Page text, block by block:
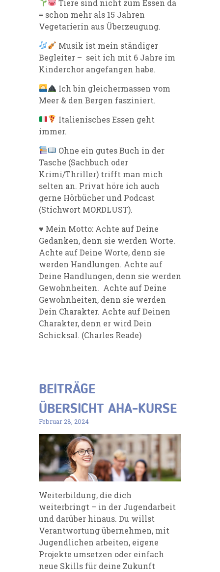
Tiere sind nicht zum Essen da
= schon mehr als 15 Jahren
Vegetarierin aus Überzeugung.
Musik ist mein ständiger
Begleiter – seit ich mit 6 Jahre im
Kinderchor angefangen habe.
Ich bin gleichermassen vom
Meer & den Bergen fasziniert.
Italienisches Essen geht
immer.
Ohne ein gutes Buch in der
Tasche (Sachbuch oder
Krimi/Thriller) trifft man mich
selten an. Privat höre ich auch
gerne Hörbücher und Podcast
(Stichwort MORDLUST).
♥️ Mein Motto: Achte auf Deine
Gedanken, denn sie werden Worte.
Achte auf Deine Worte, denn sie
werden Handlungen. Achte auf
Deine Handlungen, denn sie werden
Gewohnheiten. Achte auf Deine
Gewohnheiten, denn sie werden
Dein Charakter. Achte auf Deinen
Charakter, denn er wird Dein
Schicksal. (Charles Reade)
BEITRÄGE
ÜBERSICHT AHA-KURSE
Februar 28, 2024
Weiterbildung, die dich
weiterbringt – in der Jugendarbeit
und darüber hinaus. Du willst
Verantwortung übernehmen, mit
Jugendlichen arbeiten, eigene
Projekte umsetzen oder einfach
neue Skills für deine Zukunft